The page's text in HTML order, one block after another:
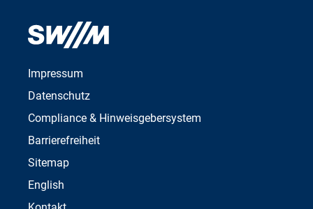
Impressum
Datenschutz
Compliance & Hinweisgebersystem
Barrierefreiheit
Sitemap
English